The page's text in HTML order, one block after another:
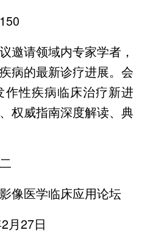
请领域内专家学者，
病的最新诊疗进展。会
性疾病临床治疗新进
权威指南深度解读、典
二
医学临床应用论坛
27日